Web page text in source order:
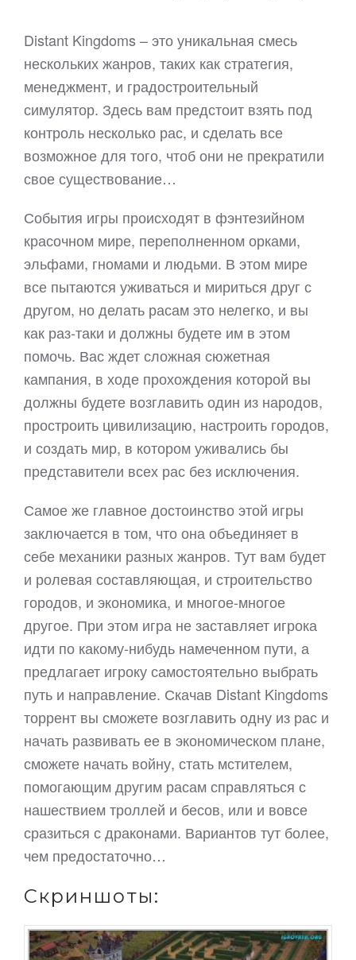
Distant Kingdoms – это уникальная смесь
нескольких жанров, таких как стратегия,
менеджмент, и градостроительный
симулятор. Здесь вам предстоит взять под
контроль несколько рас, и сделать все
возможное для того, чтоб они не прекратили
свое существование…
События игры происходят в фэнтезийном
красочном мире, переполненном орками,
эльфами, гномами и людьми. В этом мире
все пытаются уживаться и мириться друг с
другом, но делать расам это нелегко, и вы
как раз-таки и должны будете им в этом
помочь. Вас ждет сложная сюжетная
кампания, в ходе прохождения которой вы
должны будете возглавить один из народов,
простроить цивилизацию, настроить городов,
и создать мир, в котором уживались бы
представители всех рас без исключения.
Самое же главное достоинство этой игры
заключается в том, что она объединяет в
себе механики разных жанров. Тут вам будет
и ролевая составляющая, и строительство
городов, и экономика, и многое-многое
другое. При этом игра не заставляет игрока
идти по какому-нибудь намеченном пути, а
предлагает игроку самостоятельно выбрать
путь и направление. Скачав Distant Kingdoms
торрент вы сможете возглавить одну из рас и
начать развивать ее в экономическом плане,
сможете начать войну, стать мстителем,
помогающим другим расам справляться с
нашествием троллей и бесов, или и вовсе
сразиться с драконами. Вариантов тут более,
чем предостаточно…
Скриншоты: